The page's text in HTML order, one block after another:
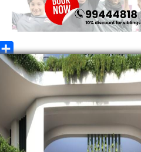
Μοιραστείτε